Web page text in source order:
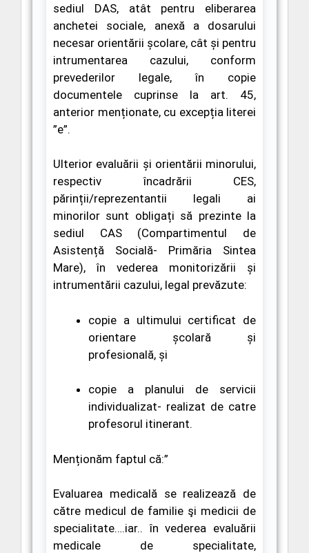
sediul DAS, atât pentru eliberarea
anchetei sociale, anexă a dosarului
necesar orientării școlare, cât și pentru
intrumentarea cazului, conform
prevederilor legale,în copie
documentele cuprinse la art. 45,
anterior menționate, cu excepția literei
”e”.
Ulterior evaluării și orientării minorului,
respectiv încadrării CES,
părinții/reprezentantii legali ai
minorilor sunt obligați să prezinte la
sediul CAS (Compartimentul de
Asistență Socială- Primăria Sintea
Mare),în vederea monitorizării și
intrumentării cazului, legal prevăzute:
copie a ultimului certificat de
orientare școlară și
profesională, și
copie a planului de servicii
individualizat- realizat de catre
profesorul itinerant.
Menționăm faptul că:”
Evaluarea medicalăse realizează de
către medicul de familie şi medicii de
specialitate….iar..în vederea evaluării
medicale de specialitate,